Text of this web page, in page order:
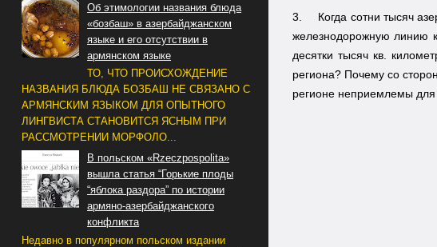
3.
Когда сотни тысяч
железнодорожную линию
десятки тысяч кв.
региона? Почему со
регионе неприемлемы
Об этимологии названия блюда
«бозбаш» в азербайджанском
языке и его отсутствии в
армянском языке
ТО, ЧТО ПРОИСХОЖДЕНИЕ
НАЗВАНИЯ БЛЮДА БОЗБАШ НЕ СВЯЗАНО С
АРМЯНСКИМ ЯЗЫКОМ ДЛЯ ОПЫТНОГО
ЛИНГВИСТА СТАНОВИТСЯ ЯСНЫМ ПРИ
РАССМОТРЕНИИ МОРФОЛО...
В польском «Rzeczpospolita»
вышла статья “Горькие плоды
“яблока раздора” по истории
армяно-азербайджанского
конфликта
Недавно в популярном польском издании